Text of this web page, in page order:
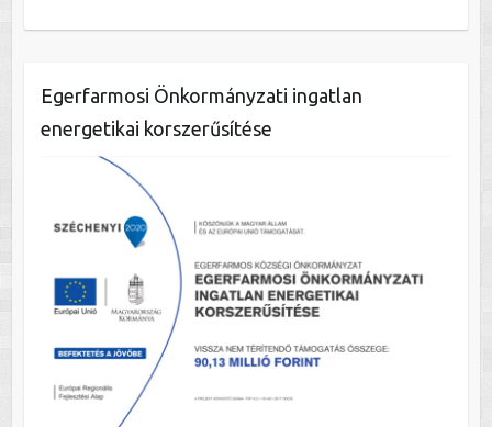
Egerfarmosi Önkormányzati ingatlan
energetikai korszerűsítése